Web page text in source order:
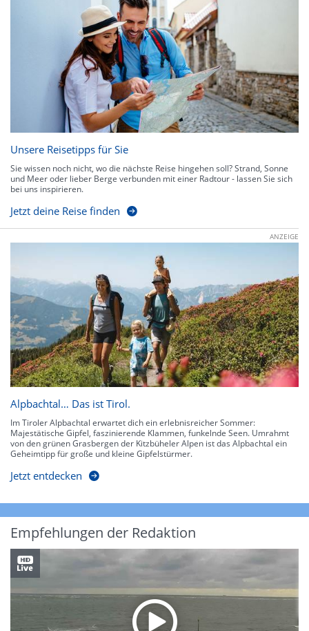
Unsere Reisetipps für Sie
Sie wissen noch nicht, wo die nächste Reise hingehen soll? Strand, Sonne
und Meer oder lieber Berge verbunden mit einer Radtour - lassen Sie sich
bei uns inspirieren.
Jetzt deine Reise finden
ANZEIGE
Alpbachtal… Das ist Tirol.
Im Tiroler Alpbachtal erwartet dich ein erlebnisreicher Sommer:
Majestätische Gipfel, faszinierende Klammen, funkelnde Seen. Umrahmt
von den grünen Grasbergen der Kitzbüheler Alpen ist das Alpbachtal ein
Geheimtipp für große und kleine Gipfelstürmer.
Jetzt entdecken
Empfehlungen der Redaktion